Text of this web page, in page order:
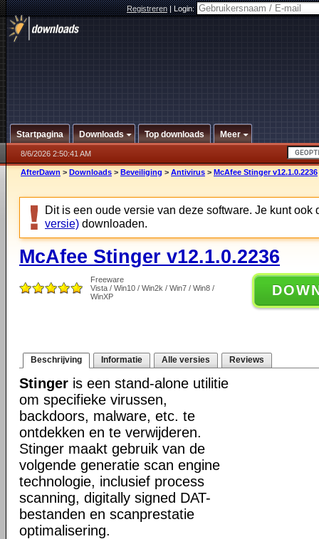
Registreren|Login:
Startpagina Downloads Top downloads Meer
8/6/2026 2:50:41 AM
AfterDawn > Downloads > Beveiliging > Antivirus > McAfee Stinger v12.1.0.2236
Dit is een oude versie van deze software. Je kunt ook
versie) downloaden.
McAfee Stinger v12.1.0.2236
Freeware
Vista / Win10 / Win2k / Win7 / Win8 /
WinXP
Beschrijving Informatie Alle versies Reviews
Stinger is een stand-alone utilitie
om specifieke virussen,
backdoors, malware, etc. te
ontdekken en te verwijderen.
Stinger maakt gebruik van de
volgende generatie scan engine
technologie, inclusief process
scanning, digitally signed DAT-
bestanden en scanprestatie
optimalisering.